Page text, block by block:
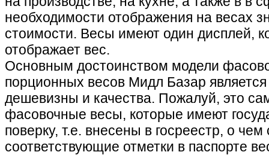
необходимости отображения на весах
стоимости. Весы имеют один дисплей,
отображает вес.
Основным достоинством модели
порционных весов Мидл Базар является
дешевизны и качества. Пожалуй, это
фасовочные весы, которые имеют
поверку, т.е. внесены в госреестр, о чем
соответствующие отметки в паспорте